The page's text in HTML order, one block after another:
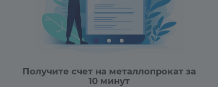
Получите счет на металлопрокат за
10 минут